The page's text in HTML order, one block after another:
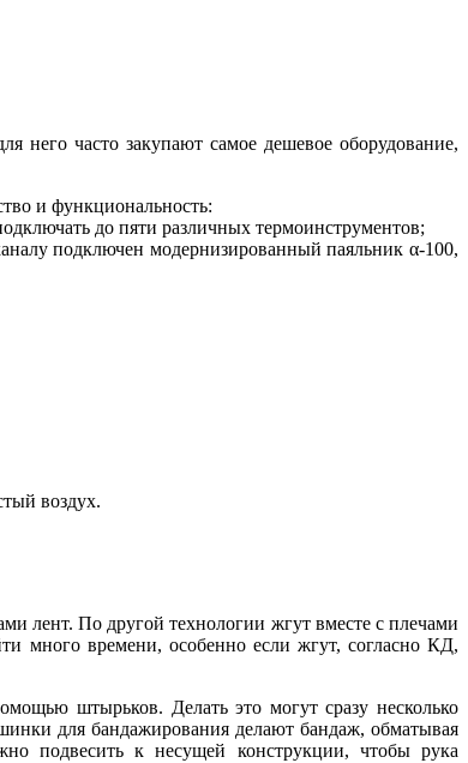
не­го часто закупают самое дешевое оборудование,
и функциональность:
до пя­ти различных термоинструментов;
подключен модернизированный паяльник α-100,
воздух.
лент. По другой технологии жгут вместе с плечами
много времени, особенно если жгут, согласно КД,
штырьков. Делать это могут сразу несколько
для бандажирования делают бандаж, обматывая
подвесить к несущей конструкции, чтобы ру­ка